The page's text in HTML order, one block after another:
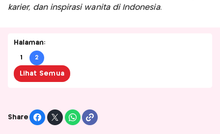
karier, dan inspirasi wanita di Indonesia.
Halaman:
1 2
Lihat Semua
Share